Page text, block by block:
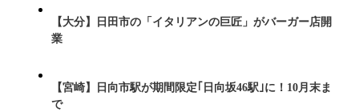
【大分】日田市の「イタリアンの巨匠」がバーガー店開
業
【宮崎】日向市駅が期間限定｢日向坂46駅｣に！10月末ま
で